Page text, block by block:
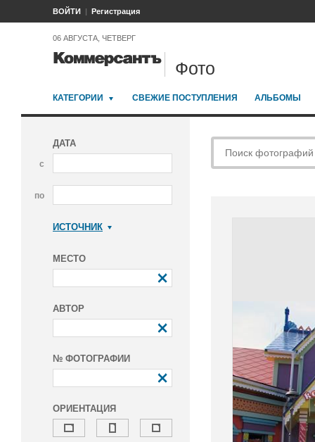
ВОЙТИ Регистрация
06 АВГУСТА, ЧЕТВЕРГ
Фото
КАТЕГОРИИ СВЕЖИЕ ПОСТУПЛЕНИЯ АЛЬБОМЫ
ДАТА
с
по
ИСТОЧНИК
МЕСТО
АВТОР
№ ФОТОГРАФИИ
ОРИЕНТАЦИЯ